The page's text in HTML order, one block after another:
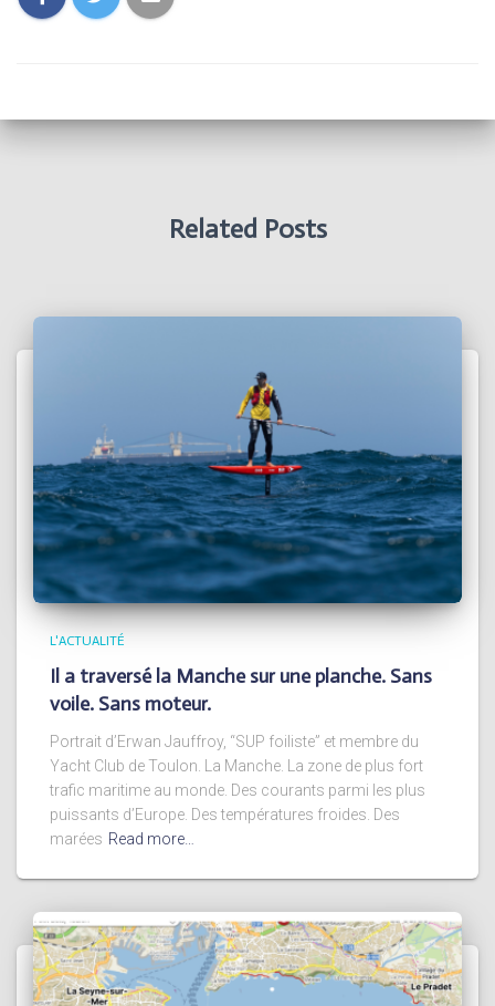
Related Posts
L'ACTUALITÉ
Il a traversé la Manche sur une planche. Sans
voile. Sans moteur.
Portrait d’Erwan Jauffroy, “SUP foiliste” et membre du
Yacht Club de Toulon. La Manche. La zone de plus fort
trafic maritime au monde. Des courants parmi les plus
puissants d’Europe. Des températures froides. Des
marées Read more…